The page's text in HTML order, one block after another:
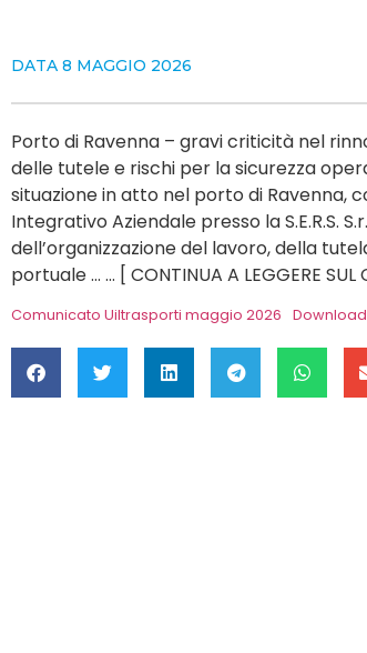
DATA 8 MAGGIO 2026
Porto di Ravenna – gravi criticità nel
delle tutele e rischi per la sicurezza
situazione in atto nel porto di
Integrativo Aziendale presso la S.E.R.S.
dell’organizzazione del lavoro, della
portuale … … [ CONTINUA A LEGGERE SUL
Comunicato Uiltrasporti maggio 2026 Download